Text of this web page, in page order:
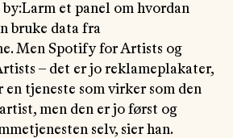
et panel om hvordan
bruke data fra
Men Spotify for Artists og
– det er jo reklameplakater,
tjeneste som virker som den
men den er jo først og
selv, sier han.